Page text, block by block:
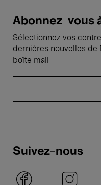
Abonnez-vous
Sélectionnez vos
dernières nouvelles de
boîte mail
Suivez-nous